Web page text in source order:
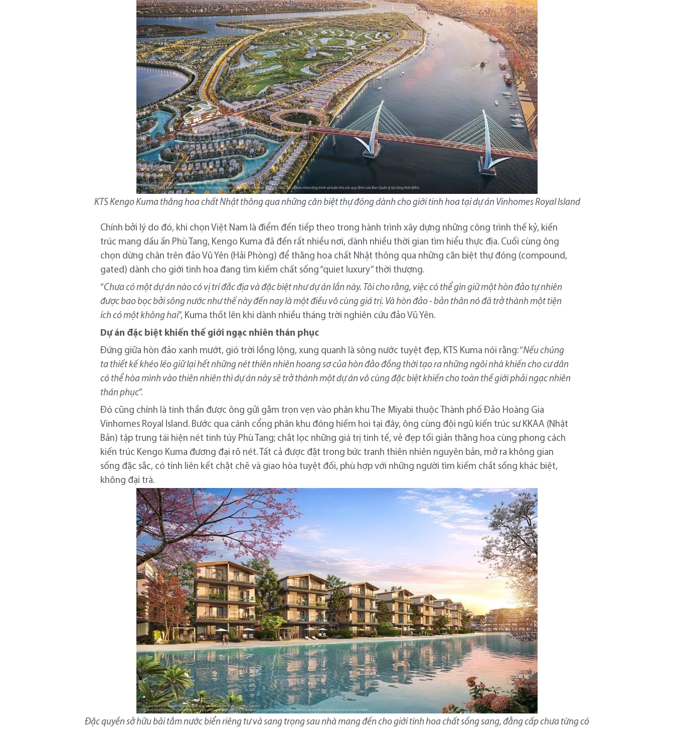
KTS Kengo Kuma thăng hoa chất Nhật thông qua những căn biệt thự đóng dành cho giới tinh hoa tại dự án Vinhomes Royal Island
Chính bởi lý do đó, khi chọn Việt Nam là điểm đến tiếp theo trong hành trình xây dựng những công trình thế kỷ, kiến
trúc mang dấu ấn Phù Tang, Kengo Kuma đã đến rất nhiều nơi, dành nhiều thời gian tìm hiểu thực địa. Cuối cùng ông
chọn dừng chân trên đảo Vũ Yên (Hải Phòng) để thăng hoa chất Nhật thông qua những căn biệt thự đóng (compound,
gated) dành cho giới tinh hoa đang tìm kiếm chất sống “quiet luxury” thời thượng.
“Chưa có một dự án nào có vị trí đắc địa và đặc biệt như dự án lần này. Tôi cho rằng, việc có thể gìn giữ một hòn đảo tự nhiên
được bao bọc bởi sông nước như thế này đến nay là một điều vô cùng giá trị. Và hòn đảo - bản thân nó đã trở thành một tiện
ích có một không hai”, Kuma thốt lên khi dành nhiều tháng trời nghiên cứu đảo Vũ Yên.
Dự án đặc biệt khiến thế giới ngạc nhiên thán phục
Đứng giữa hòn đảo xanh mướt, gió trời lồng lộng, xung quanh là sông nước tuyệt đẹp, KTS Kuma nói rằng: “Nếu chúng
ta thiết kế khéo léo giữ lại hết những nét thiên nhiên hoang sơ của hòn đảo đồng thời tạo ra những ngôi nhà khiến cho cư dân
có thể hòa mình vào thiên nhiên thì dự án này sẽ trở thành một dự án vô cùng đặc biệt khiến cho toàn thế giới phải ngạc nhiên
thán phục”.
Đó cũng chính là tinh thần được ông gửi gắm trọn vẹn vào phân khu The Miyabi thuộc Thành phố Đảo Hoàng Gia
Vinhomes Royal Island. Bước qua cánh cổng phân khu đóng hiếm hoi tại đây, ông cùng đội ngũ kiến trúc sư KKAA (Nhật
Bản) tập trung tái hiện nét tinh túy Phù Tang; chắt lọc những giá trị tinh tế, vẻ đẹp tối giản thăng hoa cùng phong cách
kiến trúc Kengo Kuma đương đại rõ nét. Tất cả được đặt trong bức tranh thiên nhiên nguyên bản, mở ra không gian
sống đặc sắc, có tính liên kết chặt chẽ và giao hòa tuyệt đối, phù hợp với những người tìm kiếm chất sống khác biệt,
không đại trà.
Đặc quyền sở hữu bãi tắm nước biển riêng tư và sang trọng sau nhà mang đến cho giới tinh hoa chất sống sang, đẳng cấp chưa từng có